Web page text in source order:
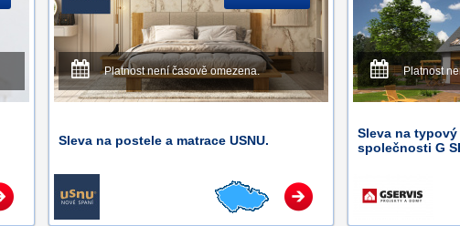
Platnost není časově omezena.
Sleva na postele a matrace USNU.
Platnost
Sleva na
společnosti G